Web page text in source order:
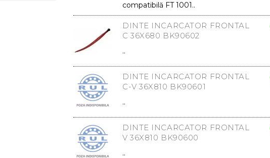
compatibilă FT 1001..
DINTE INCARCATOR FRONTAL
C 36X680 BK90602
..
DINTE INCARCATOR FRONTAL
C-V 36X810 BK90601
..
DINTE INCARCATOR FRONTAL
V 36X810 BK90600
..